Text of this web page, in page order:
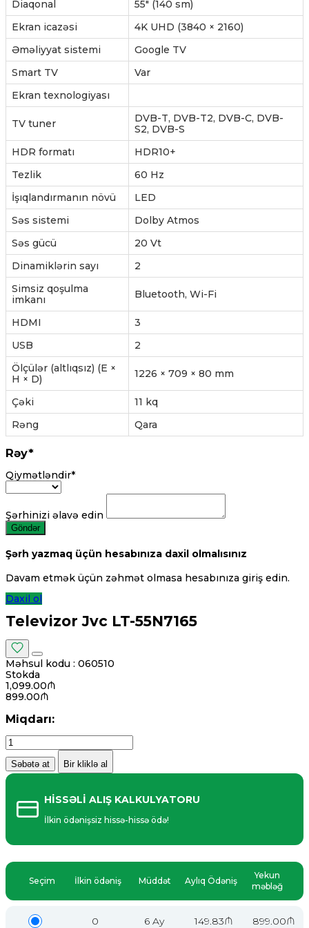
Diaqonal
55" (140 sm)
Ekran icazəsi
4K UHD (3840 × 2160)
Əməliyyat sistemi
Google TV
Smart TV
Var
Ekran texnologiyası
TV tuner
DVB-T, DVB-T2, DVB-C, DVB-
S2, DVB-S
HDR formatı
HDR10+
Tezlik
60 Hz
İşıqlandırmanın növü
LED
Səs sistemi
Dolby Atmos
Səs gücü
20 Vt
Dinamiklərin sayı
2
Simsiz qoşulma
imkanı
Bluetooth, Wi-Fi
HDMI
3
USB
2
Ölçülər (altlıqsız) (E ×
H × D)
1226 × 709 × 80 mm
Çəki
11 kq
Rəng
Qara
Rəy*
Qiymətləndir*
Şərhinizi əlavə edin
Göndər
Şərh yazmaq üçün hesabınıza daxil olmalısınız
Davam etmək üçün zəhmət olmasa hesabınıza giriş edin.
Daxil ol
Televizor Jvc LT-55N7165
Məhsul kodu : 060510
Stokda
1,099.00₼
899.00₼
Miqdarı:
Səbətə at Bir kliklə al
HİSSƏLİ ALIŞ KALKULYATORU
İlkin ödənişsiz hissə-hissə ödə!
Seçim İlkin ödəniş Müddət Aylıq Ödəniş
Yekun
məbləğ
0 6 Ay 149.83₼ 899.00₼